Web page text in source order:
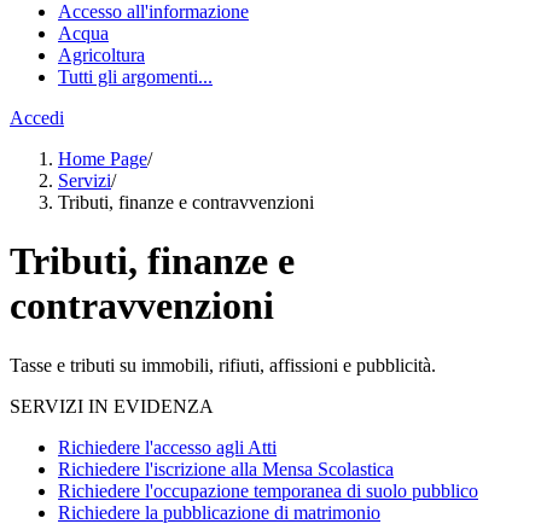
Accesso all'informazione
Acqua
Agricoltura
Tutti gli argomenti...
Accedi
Home Page/
Servizi/
Tributi, finanze e contravvenzioni
Tributi, finanze e
contravvenzioni
Tasse e tributi su immobili, rifiuti, affissioni e pubblicità.
SERVIZI IN EVIDENZA
Richiedere l'accesso agli Atti
Richiedere l'iscrizione alla Mensa Scolastica
Richiedere l'occupazione temporanea di suolo pubblico
Richiedere la pubblicazione di matrimonio